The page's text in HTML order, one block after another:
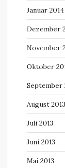
Januar 2014
Dezember
November
Oktober
September
August 2013
Juli 2013
Juni 2013
Mai 2013